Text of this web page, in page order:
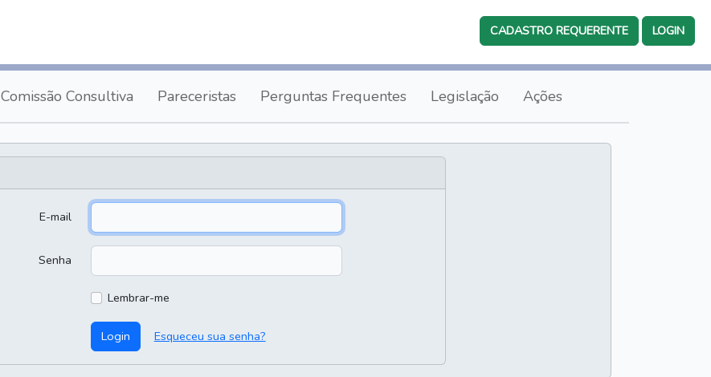
CADASTRO REQUERENTE LOGIN
Comissão Consultiva Pareceristas Perguntas Frequentes Legislação Ações
E-mail
Senha
Lembrar-me
Login Esqueceu sua senha?